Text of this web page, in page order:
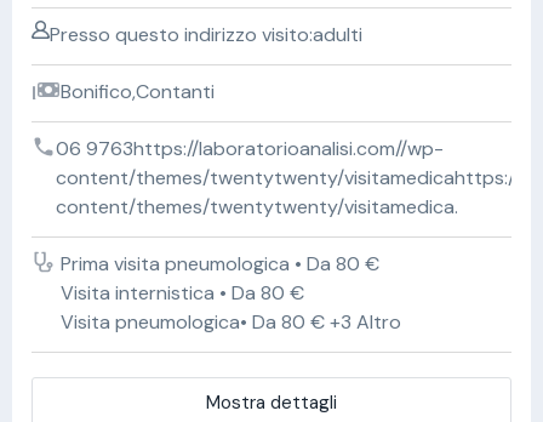
Presso questo indirizzo visito:adulti
Bonifico,Contanti
06 9763https://laboratorioanalisi.com//wp-
content/themes/twentytwenty/visitamedicahttps://
content/themes/twentytwenty/visitamedica.
Prima visita pneumologica • Da 80 €
Visita internistica • Da 80 €
Visita pneumologica• Da 80 € +3 Altro
Mostra dettagli